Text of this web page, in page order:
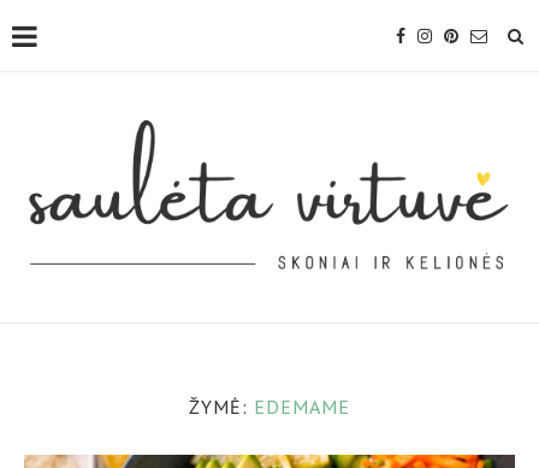
ŽYMĖ: EDEMAME